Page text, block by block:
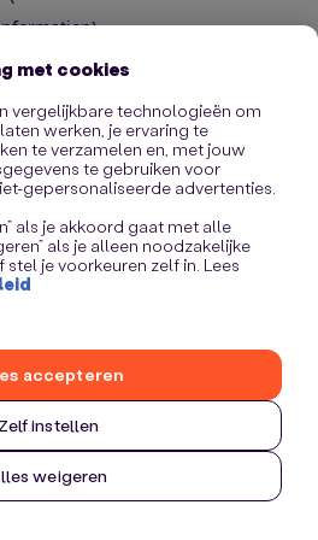
.
met cookies
vergelijkbare technologieën om
werken, je ervaring te
te verzamelen en, met jouw
te gebruiken voor
gepersonaliseerde advertenties.
als je akkoord gaat met alle
als je alleen noodzakelijke
je voorkeuren zelf in. Lees
Zelf instellen
weigeren
accepteren